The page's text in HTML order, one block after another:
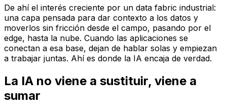
De ahí el interés creciente por un data fabric industrial:
una capa pensada para dar contexto a los datos y
moverlos sin fricción desde el campo, pasando por el
edge, hasta la nube. Cuando las aplicaciones se
conectan a esa base, dejan de hablar solas y empiezan
a trabajar juntas. Ahí es donde la IA encaja de verdad.
La IA no viene a sustituir, viene a
sumar